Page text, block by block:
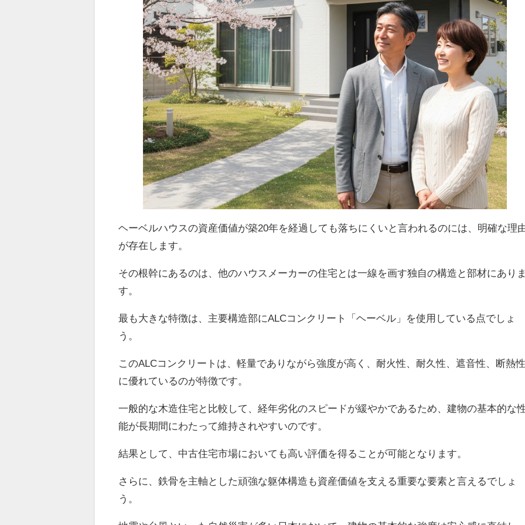
ヘーベルハウスの資産価値が築20年を経過しても落ちにくいと言われるのには、明確な理
が存在します。
その根幹にあるのは、他のハウスメーカーの住宅とは一線を画す独自の構造と部材にあり
す。
最も大きな特徴は、主要構造部にALCコンクリート「ヘーベル」を使用している点でしょ
う。
このALCコンクリートは、軽量でありながら強度が高く、耐火性、耐久性、遮音性、断熱
に優れているのが特徴です。
一般的な木造住宅と比較して、経年劣化のスピードが緩やかであるため、建物の基本的な
能が長期間にわたって維持されやすいのです。
結果として、中古住宅市場においても高い評価を得ることが可能となります。
さらに、鉄骨を主軸とした頑強な躯体構造も資産価値を支える重要な要素と言えるでしょ
う。